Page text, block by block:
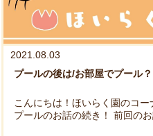
2021.08.03
プールの後は/お部屋でプール
こんにちは！ほいらく園のコ
プールのお話の続き！ 前回の